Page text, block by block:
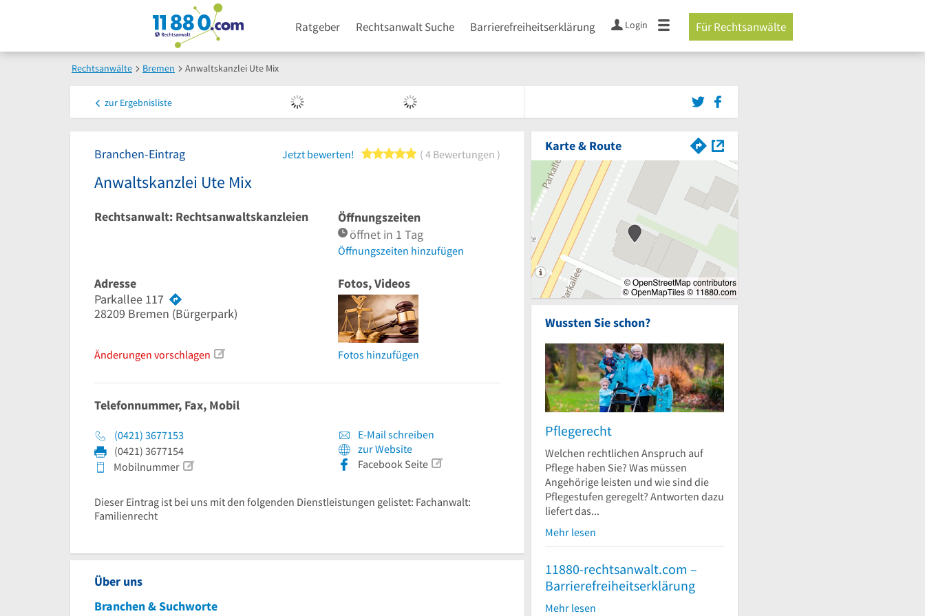
Ratgeber Rechtsanwalt Suche Barrierefreiheitserklärung Login Für Rechtsanwälte
Rechtsanwälte Bremen Anwaltskanzlei Ute Mix
zur Ergebnisliste
Branchen-Eintrag Jetzt bewerten! 5 von 5 Sternen
4 Bewertungen
Anwaltskanzlei Ute Mix
Rechtsanwalt: Rechtsanwaltskanzleien
Öffnungszeiten
öffnet in 1 Tag
Öffnungszeiten hinzufügen
Adresse
Parkallee 117
28209 Bremen (Bürgerpark)
Änderungen vorschlagen
Fotos, Videos
Fotos hinzufügen
Telefonnummer, Fax, Mobil
(0421) 3677153
(0421) 3677154
Mobilnummer
E-Mail schreiben
zur Website
Facebook Seite
Dieser Eintrag ist bei uns mit den folgenden Dienstleistungen gelistet: Fachanwalt:
Familienrecht
Über uns
Branchen & Suchworte
Karte & Route
Wussten Sie schon?
Pflegerecht
Welchen rechtlichen Anspruch auf
Pflege haben Sie? Was müssen
Angehörige leisten und wie sind die
Pflegestufen geregelt? Antworten dazu
liefert das...
Mehr lesen
11880-rechtsanwalt.com –
Barrierefreiheitserklärung
Mehr lesen